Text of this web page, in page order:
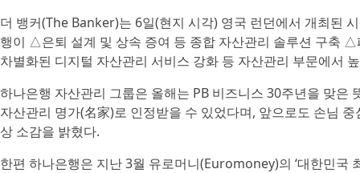
더 뱅커(The Banker)는 6일(현지 시각) 영국 런던에서 개최된
행이 △은퇴 설계 및 상속 증여 등 종합 자산관리 솔루션 구축
차별화된 디지털 자산관리 서비스 강화 등 자산관리 부문에서
하나은행 자산관리 그룹은 올해는 PB 비즈니스 30주년을 맞
자산관리 명가(名家)로 인정받을 수 있었다며, 앞으로도 손님
상 소감을 밝혔다.
한편 하나은행은 지난 3월 유로머니(Euromoney)의 ‘대한민국